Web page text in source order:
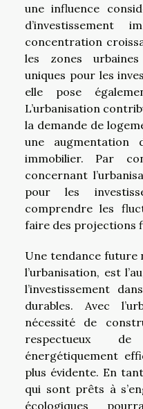
une influence
d’investissement
concentration
les zones
uniques pour les
elle pose
L’urbanisation
la demande de
une
immobilier. Par
concernant
pour les
comprendre les
faire des projections
Une tendance future
l’urbanisation, est
l’investissement
durables. Avec
nécessité de
respectueux
énergétiquement
plus évidente. En
qui sont prêts à
écologiques